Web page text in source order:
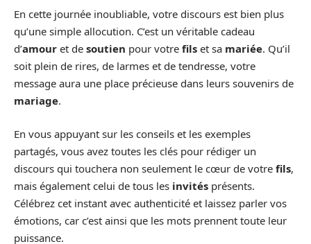
En cette journée inoubliable, votre discours est bien plus
qu’une simple allocution. C’est un véritable cadeau
d’amour et de soutien pour votre fils et sa mariée. Qu’il
soit plein de rires, de larmes et de tendresse, votre
message aura une place précieuse dans leurs souvenirs de
mariage.
En vous appuyant sur les conseils et les exemples
partagés, vous avez toutes les clés pour rédiger un
discours qui touchera non seulement le cœur de votre fils,
mais également celui de tous les invités présents.
Célébrez cet instant avec authenticité et laissez parler vos
émotions, car c’est ainsi que les mots prennent toute leur
puissance.